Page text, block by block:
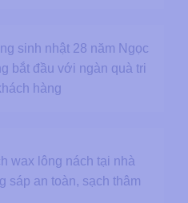
sinh nhật 28 năm Ngọc
bắt đầu với ngàn quà tri
hàng
wax lông nách tại nhà
sáp an toàn, sạch thâm